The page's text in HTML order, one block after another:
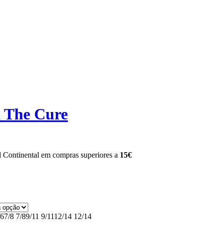
Cure
Continental em compras superiores a 15€
7/8 7/89/11 9/1112/14 12/14